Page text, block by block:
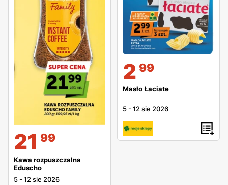
21 99
Kawa rozpuszczalna
Eduscho
5 -12 sie 2026
2 99
Masło Łaciate
5 -12 sie 2026